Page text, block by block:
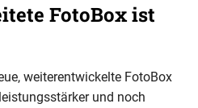
FotoBox ist
weiterentwickelte FotoBox
und noch